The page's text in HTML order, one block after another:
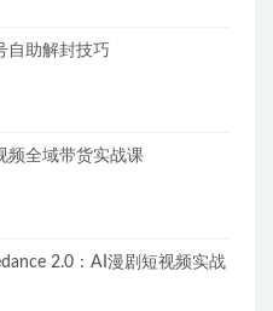
自助解封技巧
频全域带货实战课
2.0：AI漫剧短视频实战